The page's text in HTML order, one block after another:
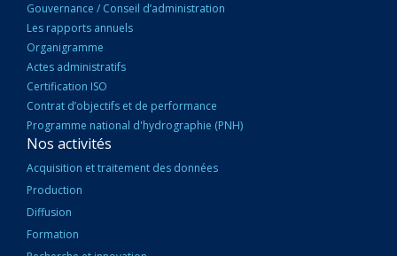
Gouvernance / Conseil d’administration
Les rapports annuels
Organigramme
Actes administratifs
Certification ISO
Contrat d’objectifs et de performance
Programme national d'hydrographie (PNH)
Nos activités
Acquisition et traitement des données
Production
Diffusion
Formation